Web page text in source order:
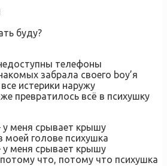
буду?
телефоны
забрала своего boy’я
истерики наружу
превратилось всё в психушку
меня срывает крышу
моей голове психушка
меня срывает крышу
что, потому что психушка